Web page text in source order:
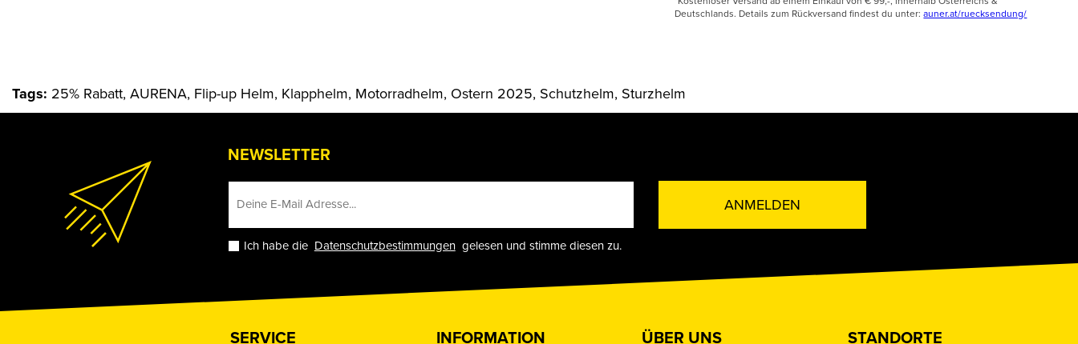
Deutschlands. Details zum Rückversand findest du unter:auner.at/ruecksendung/
Tags: 25% Rabatt, AURENA, Flip-up Helm, Klapphelm, Motorradhelm, Ostern 2025, Schutzhelm, Sturzhelm
NEWSLETTER
Ich habe die Datenschutzbestimmungengelesen und stimme diesen zu.
ANMELDEN
SERVICE INFORMATION ÜBER UNS STANDORTE